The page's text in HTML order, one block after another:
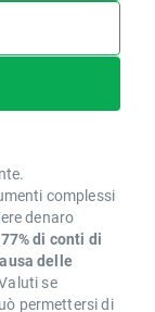
complessi
denaro
77% di conti di
delle
se
permettersi di